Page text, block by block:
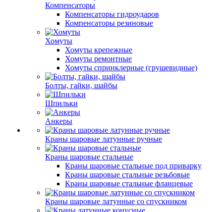
Компенсаторы
Компенсаторы гидроударов
Компенсаторы резиновые
Хомуты
Хомуты крепежные
Хомуты ремонтные
Хомуты спринклерные (грушевидные)
Болты, гайки, шайбы
Шпильки
Анкеры
Краны шаровые латунные ручные
Краны шаровые стальные
Краны шаровые стальные под приварку
Краны шаровые стальные резьбовые
Краны шаровые стальные фланцевые
Краны шаровые латунные со спускником